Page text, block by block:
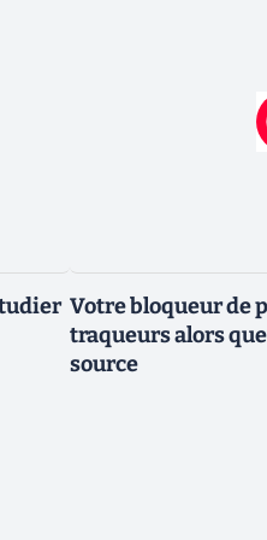
Votre bloqueur de
traqueurs alors
source